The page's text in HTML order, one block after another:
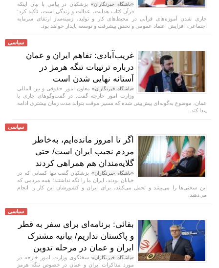
«باشگاه خبرنگاران»پزشکیان در پیامی با بیان اینکه
قرآن کتاب هدایت، عدالت و زندگی است، تأکید کرد:
جاری شدن آموزه‌های قرآنی در محیط‌های کار و تولید، زمینه‌ساز ارتقای سرمایه
اجتماعی، افزایش اعتماد عمومی و تحقق پیشرفت و توسعه پایدار خواهد بود.
سیاسی
غریب‌آبادی: تفاهم ایران و عمان
درباره ترتیبات تنگه هرمز در
آستانه نهایی شدن است
«باشگاه خبرنگاران» معاون امور حقوقی و بین المللی
وزارت امور خارجه گفت: در گفت‌و‌گو‌های جاری با
عمان، موضوع به‌گونه‌ای پیش‌بینی شده که مسیر موقت بتواند مدت زمان بیشتری ادامه
پیدا کند.
سیاسی
اگر تا امروز مانده‌ایم، به‌خاطر
مردم نجیب ایران است/ حتی
گلایه‌مندان هم همراهی کردند
«باشگاه خبرنگاران»پزشکیان گفت:تنها کسانی که در
خیابان بودند، ایران ما را نگه نداشتند؛ همه مردمی که
این سختی‌ها را می‌بینند و تحمل می‌کنند، برای ایران و کشورشان این کار را انجام
می‌دهند.
سیاسی
بقائی: برنامه‌ای برای سفر به قطر
و پاکستان نداریم/ بیانیه مشترک
ایران و عمان در مرحله تدوین
«باشگاه خبرنگاران» سخنگوی وزارت امور خارجه در
مورد مذاکرات ایران و عمان در خصوص تنگه هرمز